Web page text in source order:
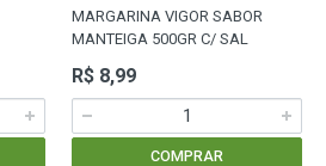
MARGARINA VIGOR SABOR
MANTEIGA 500GR C/ SAL
R$ 8,99
COMPRAR